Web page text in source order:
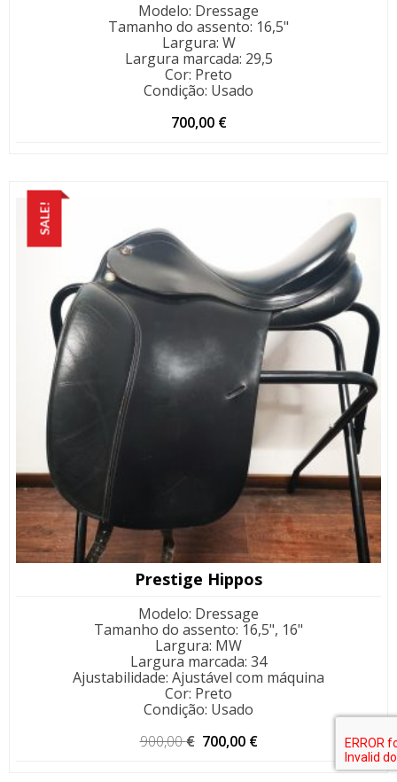
Modelo: Dressage
Tamanho do assento: 16,5"
Largura: W
Largura marcada: 29,5
Cor: Preto
Condição: Usado
700,00 €
SALE!
Prestige Hippos
Modelo: Dressage
Tamanho do assento: 16,5", 16"
Largura: MW
Largura marcada: 34
Ajustabilidade: Ajustável com máquina
Cor: Preto
Condição: Usado
900,00€ O
700,00 €